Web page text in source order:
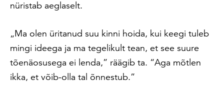
nüristab aeglaselt.
„Ma olen üritanud suu kinni hoida, kui keegi tuleb
mingi ideega ja ma tegelikult tean, et see suure
tõenäosusega ei lenda,” räägib ta. “Aga mõtlen
ikka, et võib-olla tal õnnestub.”